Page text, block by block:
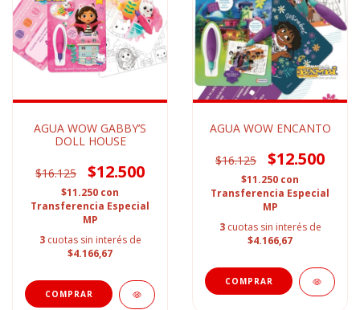
AGUA WOW GABBY’S
DOLL HOUSE
$16.125 $12.500
$11.250 con
Transferencia Especial
MP
3 cuotas sin interés de
$4.166,67
AGUA WOW ENCANTO
$16.125 $12.500
$11.250 con
Transferencia Especial
MP
3 cuotas sin interés de
$4.166,67